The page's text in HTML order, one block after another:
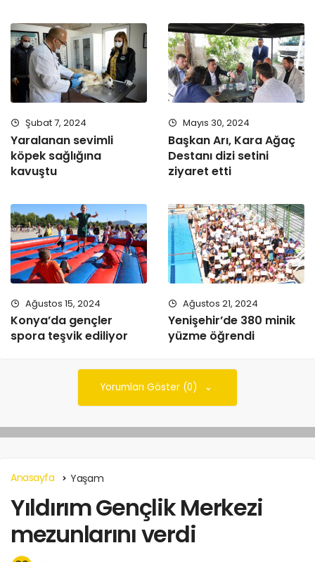
Şubat 7, 2024
Yaralanan sevimli
köpek sağlığına
kavuştu
Mayıs 30, 2024
Başkan Arı, Kara Ağaç
Destanı dizi setini
ziyaret etti
Ağustos 15, 2024
Konya’da gençler
spora teşvik ediliyor
Ağustos 21, 2024
Yenişehir’de 380 minik
yüzme öğrendi
Yorumları Göster (0)
Anasayfa Yaşam
Yıldırım Gençlik Merkezi
mezunlarını verdi